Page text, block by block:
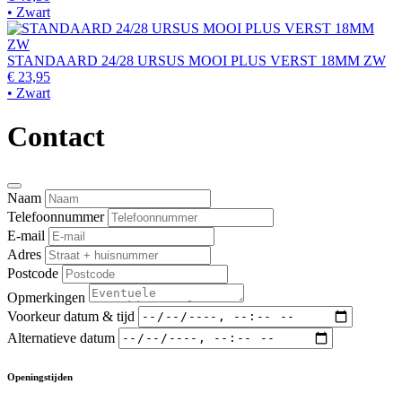
• Zwart
STANDAARD 24/28 URSUS MOOI PLUS VERST 18MM ZW
€ 23,95
• Zwart
Contact
Naam
Telefoonnummer
E-mail
Adres
Postcode
Opmerkingen
Voorkeur datum & tijd
Alternatieve datum
Openingstijden